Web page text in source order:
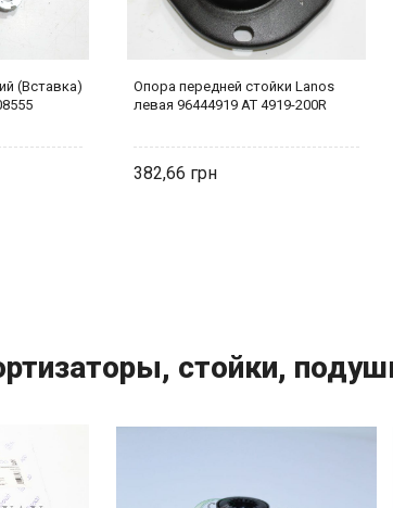
(Вставка)
Опора передней стойки Lanos
левая 96444919 AT 4919-200R
382,66
стойки,